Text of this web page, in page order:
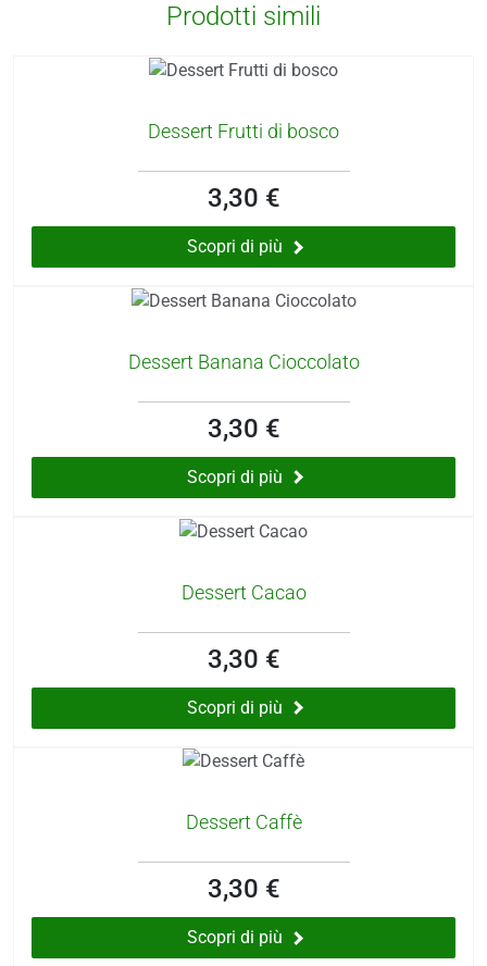
Prodotti simili
Dessert Frutti di bosco
3,30 €
Scopri di più
Dessert Banana Cioccolato
3,30 €
Scopri di più
Dessert Cacao
3,30 €
Scopri di più
Dessert Caffè
3,30 €
Scopri di più